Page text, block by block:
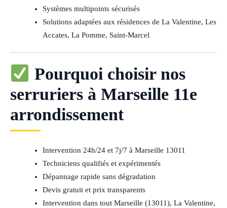
Systèmes multipoints sécurisés
Solutions adaptées aux résidences de La Valentine, Les
Accates, La Pomme, Saint-Marcel
Pourquoi choisir nos
serruriers à Marseille 11e
arrondissement
Intervention 24h/24 et 7j/7 à Marseille 13011
Techniciens qualifiés et expérimentés
Dépannage rapide sans dégradation
Devis gratuit et prix transparents
Intervention dans tout Marseille (13011), La Valentine,